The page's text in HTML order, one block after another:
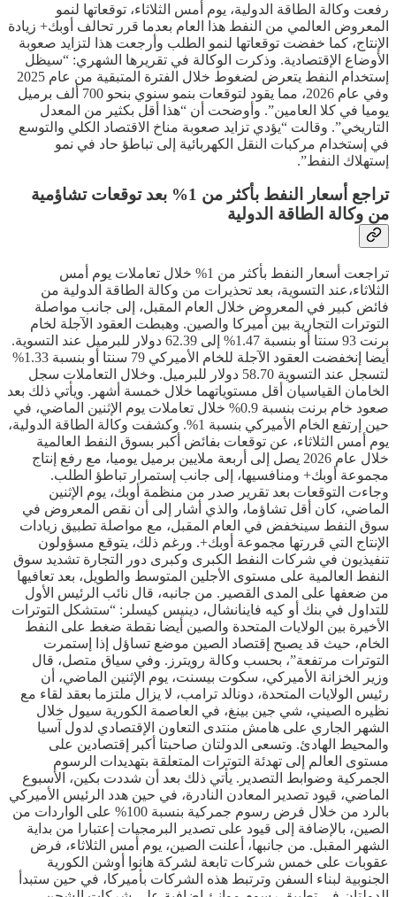
رفعت وكالة الطاقة الدولية، يوم أمس الثلاثاء، توقعاتها لنمو
المعروض العالمي من النفط هذا العام بعدما قرر تحالف أوبك+ زيادة
الإنتاج، كما خفضت توقعاتها لنمو الطلب وأرجعت هذا لتزايد صعوبة
الأوضاع الإقتصادية. وذكرت الوكالة في تقريرها الشهري: “سيظل
إستخدام النفط يتعرض لضغوط خلال الفترة المتبقية من عام 2025
وفي عام 2026، مما يقود لتوقعات بنمو سنوي بنحو 700 ألف برميل
يوميا في كلا العامين”. وأوضحت أن “هذا أقل بكثير من المعدل
التاريخي”. وقالت “يؤدي تزايد صعوبة مناخ الاقتصاد الكلي والتوسع
في إستخدام مركبات النقل الكهربائية إلى تباطؤ حاد في نمو
إستهلاك النفط”.
تراجع أسعار النفط بأكثر من 1% بعد توقعات تشاؤمية
من وكالة الطاقة الدولية
تراجعت أسعار النفط بأكثر من 1% خلال تعاملات يوم أمس
الثلاثاء،عند التسوية، بعد تحذيرات من وكالة الطاقة الدولية من
فائض كبير في المعروض خلال العام المقبل، إلى جانب مواصلة
التوترات التجارية بين أميركا والصين. وهبطت العقود الآجلة لخام
برنت 93 سنتا أو بنسبة 1.47% إلى 62.39 دولار للبرميل عند التسوية.
أيضا إنخفضت العقود الآجلة للخام الأميركي 79 سنتا أو بنسبة 1.33%
لتسجل عند التسوية 58.70 دولار للبرميل. وخلال التعاملات سجل
الخامان القياسيان أقل مستوياتهما خلال خمسة أشهر. ويأتي ذلك بعد
صعود خام برنت بنسبة 0.9% خلال تعاملات يوم الإثنين الماضي، في
حين إرتفع الخام الأميركي بنسبة 1%. وكشفت وكالة الطاقة الدولية،
يوم أمس الثلاثاء، عن توقعات بفائض أكبر بسوق النفط العالمية
خلال عام 2026 يصل إلى أربعة ملايين برميل يوميا، مع رفع إنتاج
مجموعة أوبك+ ومنافسيها، إلى جانب إستمرار تباطؤ الطلب.
وجاءت التوقعات بعد تقرير صدر من منظمة أوبك، يوم الإثنين
الماضي، كان أقل تشاؤما، والذي أشار إلى أن نقص المعروض في
سوق النفط سينخفض في العام المقبل، مع مواصلة تطبيق زيادات
الإنتاج التي قررتها مجموعة أوبك+. ورغم ذلك، يتوقع مسؤولون
تنفيذيون في شركات النفط الكبرى وكبرى دور التجارة تشديد سوق
النفط العالمية على مستوى الأجلين المتوسط ​​والطويل، بعد تعافيها
من ضعفها على المدى القصير. من جانبه، قال نائب الرئيس الأول
للتداول في بنك أو كيه فاينانشال، دينيس كيسلر: “ستشكل التوترات
الأخيرة بين الولايات المتحدة والصين أيضا نقطة ضغط على النفط
الخام، حيث قد يصبح إقتصاد الصين موضع تساؤل إذا إستمرت
التوترات مرتفعة”، بحسب وكالة رويترز. وفي سياق متصل، قال
وزير الخزانة الأميركي، سكوت بيسنت، يوم الإثنين الماضي، أن
رئيس الولايات المتحدة، دونالد ترامب، لا يزال ملتزما بعقد لقاء مع
نظيره الصيني، شي جين بينغ، في العاصمة الكورية سيول خلال
الشهر الجاري على هامش منتدى التعاون الإقتصادي لدول آسيا
والمحيط الهادئ. وتسعى الدولتان صاحبتا أكبر إقتصادين على
مستوى العالم إلى تهدئة التوترات المتعلقة بتهديدات الرسوم
الجمركية وضوابط التصدير. يأتي ذلك بعد أن شددت بكين، الأسبوع
الماضي، قيود تصدير المعادن النادرة، في حين هدد الرئيس الأميركي
بالرد من خلال فرض رسوم جمركية بنسبة 100% على الواردات من
الصين، بالإضافة إلى قيود على تصدير البرمجيات إعتبارا من بداية
الشهر المقبل. من جانبها، أعلنت الصين، يوم أمس الثلاثاء، فرض
عقوبات على خمس شركات تابعة لشركة هانوا أوشن الكورية
الجنوبية لبناء السفن وترتبط هذه الشركات بأميركا، في حين ستبدأ